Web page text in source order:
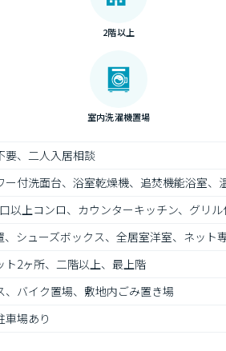
2階以上
室内洗濯機置場
要、二人入居相談
ー付洗面台、浴室乾燥機、追焚機能浴室
以上コンロ、カウンターキッチン、グリル
、シューズボックス、全居室洋室、ネット
ト2ヶ所、二階以上、最上階
、バイク置場、敷地内ごみ置き場
車場あり